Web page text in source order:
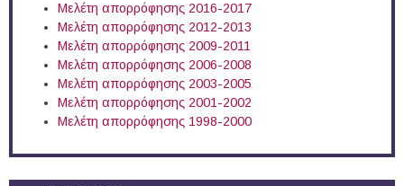
Μελέτη απορρόφησης 2016-2017
Μελέτη απορρόφησης 2012-2013
Μελέτη απορρόφησης 2009-2011
Μελέτη απορρόφησης 2006-2008
Μελέτη απορρόφησης 2003-2005
Μελέτη απορρόφησης 2001-2002
Μελέτη απορρόφησης 1998-2000